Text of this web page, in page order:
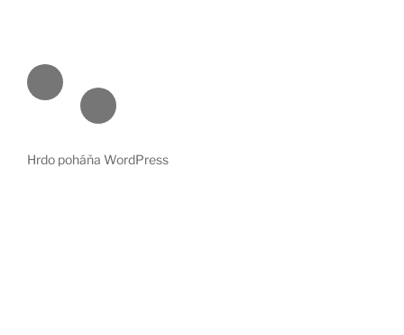
Face
book
Emai
l
Hrdo poháňa WordPress